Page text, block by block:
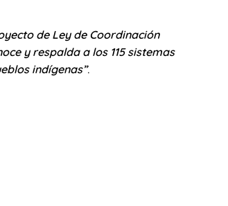
de Ley de Coordinación
y respalda a los 115 sistemas
indígenas”.